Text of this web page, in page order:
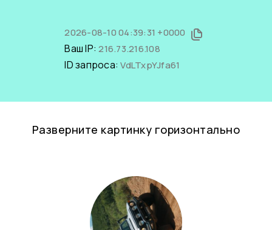
2026-08-10 04:39:31 +0000
Ваш IP:216.73.216.108
ID запроса:VdLTxpYJfa61
Разверните картинку горизонтально